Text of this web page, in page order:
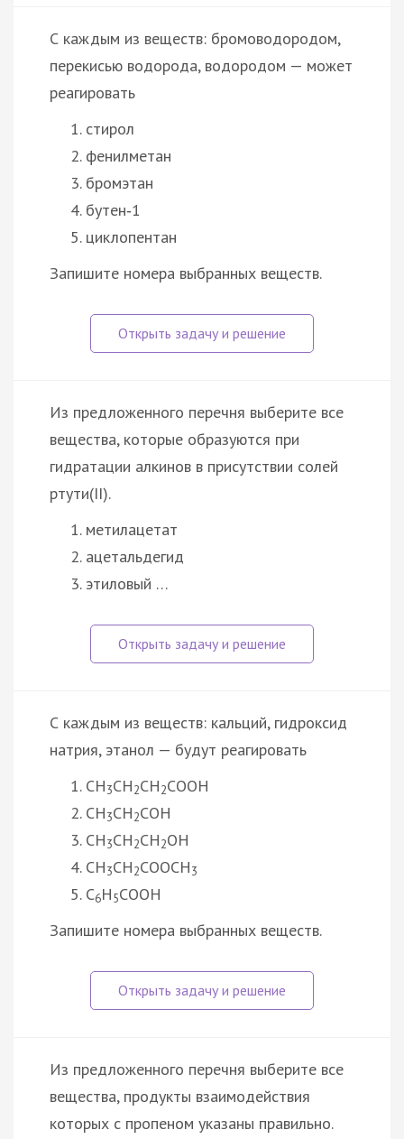
С каждым из веществ: бромоводородом,
перекисью водорода, водородом — может
реагировать
стирол
фенилметан
бромэтан
бутен‑1
циклопентан
Запишите номера выбранных веществ.
Из предложенного перечня выберите все
вещества, которые образуются при
гидратации алкинов в присутствии солей
ртути(II).
метилацетат
ацетальдегид
этиловый …
С каждым из веществ: кальций, гидроксид
натрия, этанол — будут реагировать
CH3CH2CH2COOH
CH3CH2COH
CH3CH2CH2OH
CH3CH2COOCH3
C6H5COOH
Запишите номера выбранных веществ.
Из предложенного перечня выберите все
вещества, продукты взаимодействия
которых с пропеном указаны правильно.